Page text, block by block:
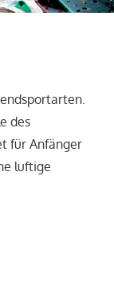
des
für Anfänger
luftige